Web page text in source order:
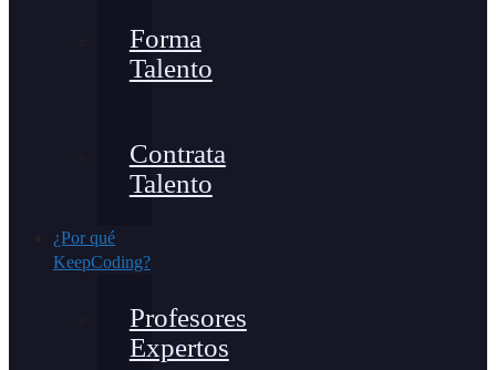
Forma
Talento
Contrata
Talento
¿Por qué
KeepCoding?
Profesores
Expertos